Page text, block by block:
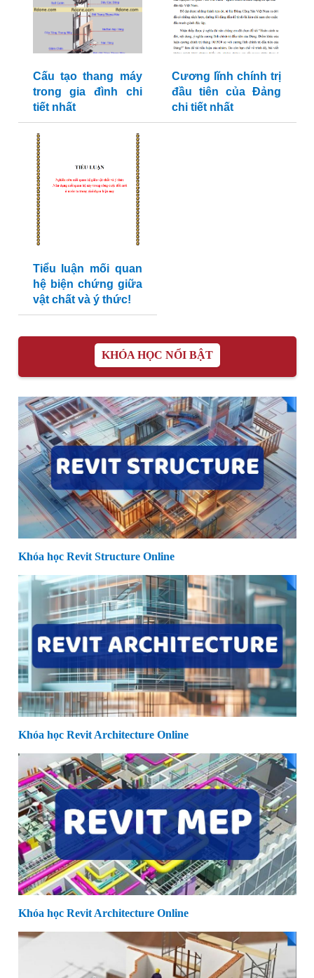
Cấu tạo thang máy
trong gia đình chi
tiết nhất
Cương lĩnh chính trị
đầu tiên của Đảng
chi tiết nhất
Tiểu luận mối quan
hệ biện chứng giữa
vật chất và ý thức!
KHÓA HỌC NỔI BẬT
Khóa học Revit Structure Online
Khóa học Revit Architecture Online
Khóa học Revit Architecture Online